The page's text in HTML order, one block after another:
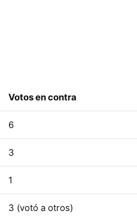
Votos en contra
6
3
1
3 (votó a otros)